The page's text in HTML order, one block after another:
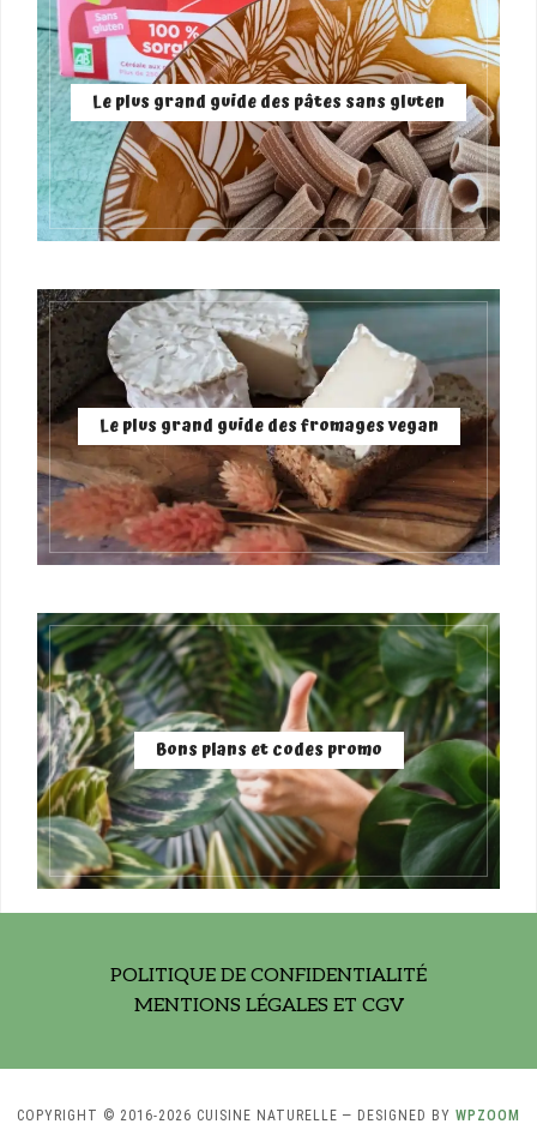
Le plus grand guide des pâtes sans gluten
Le plus grand guide des fromages vegan
Bons plans et codes promo
POLITIQUE DE CONFIDENTIALITÉ
MENTIONS LÉGALES ET CGV
COPYRIGHT © 2016-2026 CUISINE NATURELLE — DESIGNED BY WPZOOM